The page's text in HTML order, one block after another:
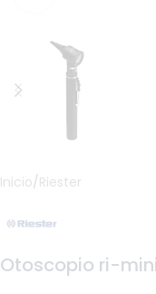
Inicio/Riester
Otoscopio ri-